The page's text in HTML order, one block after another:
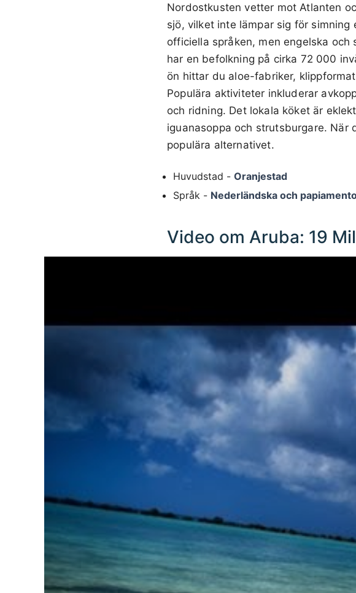
Nordostkusten vetter mot Atlanten
sjö, vilket inte lämpar sig för
officiella språken, men engelska
har en befolkning på cirka 72 000
ön hittar du aloe-fabriker,
Populära aktiviteter inkluderar
och ridning. Det lokala köket är
iguanasoppa och strutsburgare.
populära alternativet.
Huvudstad - Oranjestad
Språk - Nederländska och
Video om Aruba: 19